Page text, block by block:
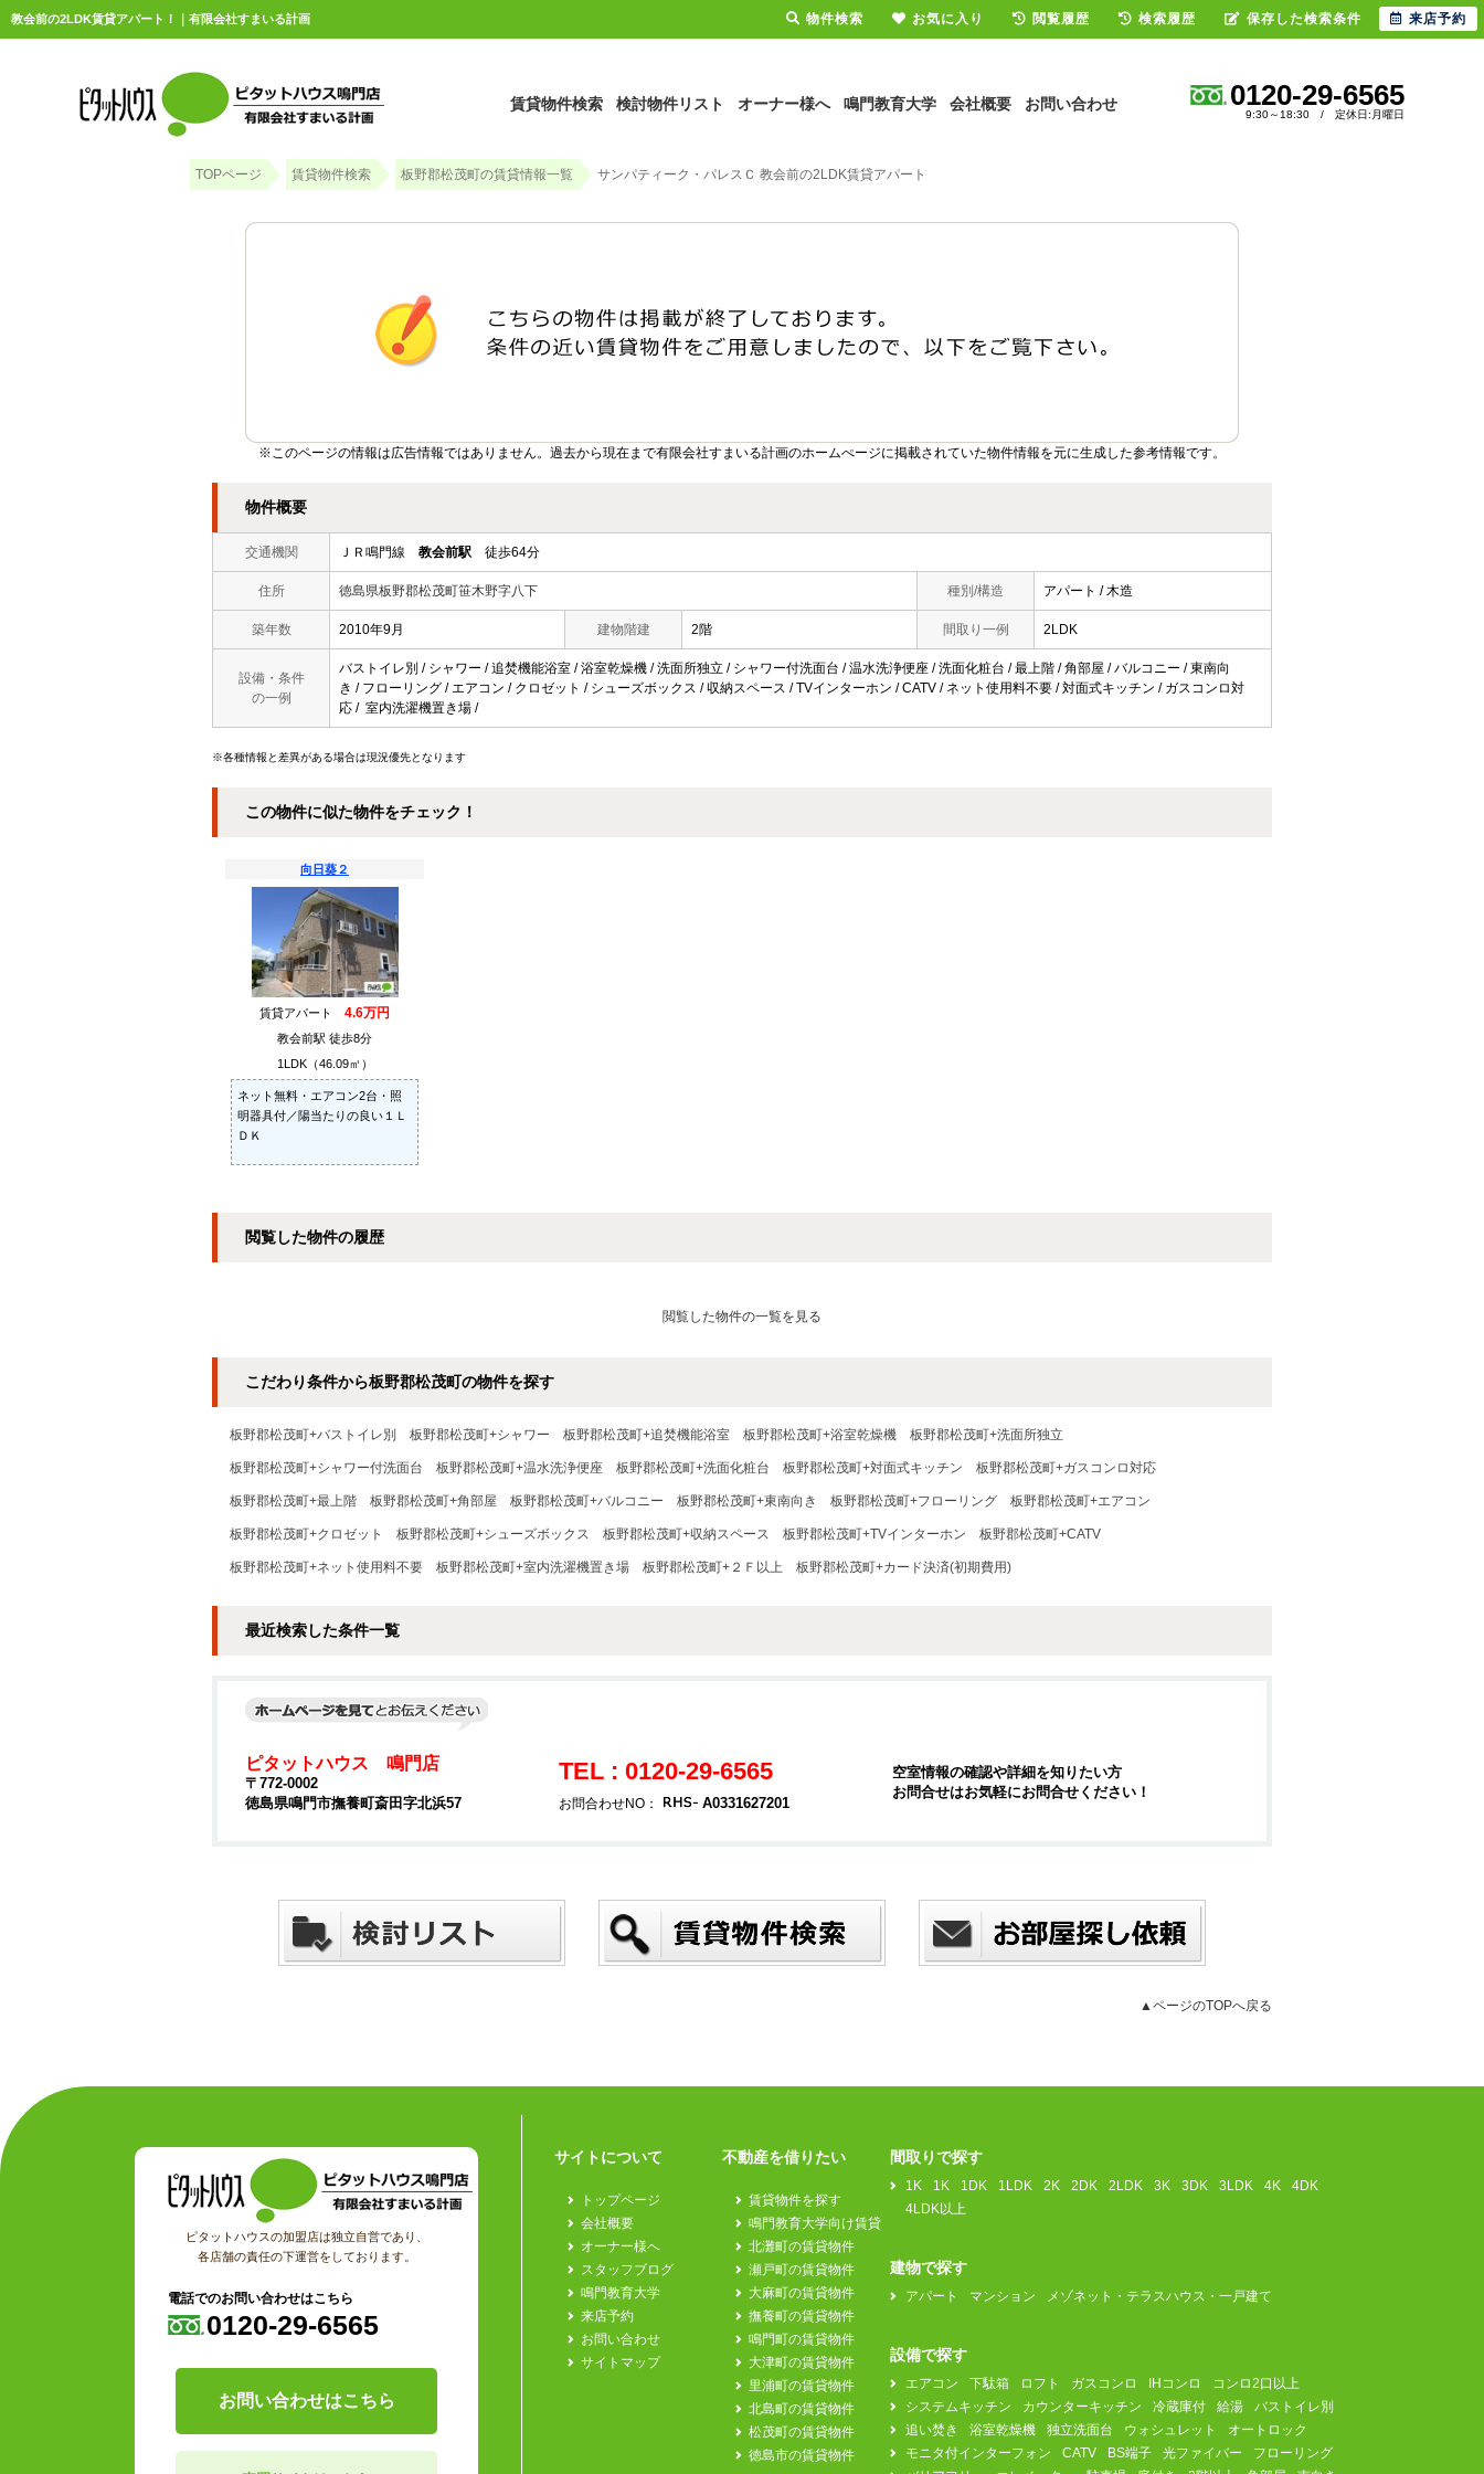
教会前の2LDK賃貸アパート！｜有限会社すまいる計画
賃貸物件検索 検討物件リスト オーナー様へ 鳴門教育大学 会社概要 お問い合わせ 0120-29-6565
9:30～18:30 / 定休日:月曜日
TOPページ 賃貸物件検索 板野郡松茂町の賃貸情報一覧 サンパティーク・パレスＣ 教会前の2LDK賃貸アパート
※このページの情報は広告情報ではありません。過去から現在まで有限会社すまいる計画のホームぺージに掲載されていた物件情報を元に生成した参考情報です。
物件概要
交通機関 ＪＲ鳴門線 教会前駅 徒歩64分
住所 徳島県板野郡松茂町笹木野字八下 種別/構造 アパート / 木造
築年数 2010年9月 建物階建 2階 間取り一例 2LDK
設備・条件
の一例
バストイレ別 / シャワー / 追焚機能浴室 / 浴室乾燥機 / 洗面所独立 / シャワー付洗面台 / 温水洗浄便座 / 洗面化粧台 / 最上階 / 角部屋 / バルコニー / 東南向
き / フローリング / エアコン / クロゼット / シューズボックス / 収納スペース / TVインターホン / CATV / ネット使用料不要 / 対面式キッチン / ガスコンロ対
応 / 室内洗濯機置き場 /
※各種情報と差異がある場合は現況優先となります
この物件に似た物件をチェック！
向日葵２
賃貸アパート 4.6万円
教会前駅 徒歩8分
1LDK（46.09㎡）
ネット無料・エアコン2台・照
明器具付／陽当たりの良い１Ｌ
ＤＫ
閲覧した物件の履歴
閲覧した物件の一覧を見る
こだわり条件から板野郡松茂町の物件を探す
板野郡松茂町+バストイレ別 板野郡松茂町+シャワー 板野郡松茂町+追焚機能浴室 板野郡松茂町+浴室乾燥機 板野郡松茂町+洗面所独立
板野郡松茂町+シャワー付洗面台 板野郡松茂町+温水洗浄便座 板野郡松茂町+洗面化粧台 板野郡松茂町+対面式キッチン 板野郡松茂町+ガスコンロ対応
板野郡松茂町+最上階 板野郡松茂町+角部屋 板野郡松茂町+バルコニー 板野郡松茂町+東南向き 板野郡松茂町+フローリング 板野郡松茂町+エアコン
板野郡松茂町+クロゼット 板野郡松茂町+シューズボックス 板野郡松茂町+収納スペース 板野郡松茂町+TVインターホン 板野郡松茂町+CATV
板野郡松茂町+ネット使用料不要 板野郡松茂町+室内洗濯機置き場 板野郡松茂町+２Ｆ以上 板野郡松茂町+カード決済(初期費用)
最近検索した条件一覧
ピタットハウス 鳴門店
〒772-0002
徳島県鳴門市撫養町斎田字北浜57
TEL : 0120-29-6565
お問合わせNO： A0331627201
空室情報の確認や詳細を知りたい方
お問合せはお気軽にお問合せください！
▲ページのTOPへ戻る
ピタットハウスの加盟店は独立自営であり、
各店舗の責任の下運営をしております。
電話でのお問い合わせはこちら
0120-29-6565
お問い合わせはこちら
サイトについて
トップページ
会社概要
オーナー様へ
スタッフブログ
鳴門教育大学
来店予約
お問い合わせ
サイトマップ
不動産を借りたい
賃貸物件を探す
鳴門教育大学向け賃貸
北灘町の賃貸物件
瀬戸町の賃貸物件
大麻町の賃貸物件
撫養町の賃貸物件
鳴門町の賃貸物件
大津町の賃貸物件
里浦町の賃貸物件
北島町の賃貸物件
松茂町の賃貸物件
徳島市の賃貸物件
間取りで探す
1K 1K 1DK 1LDK 2K 2DK 2LDK 3K 3DK 3LDK 4K
4DK
4LDK以上
建物で探す
アパート マンション メゾネット・テラスハウス・一戸建て
設備で探す
エアコン 下駄箱 ロフト ガスコンロ IHコンロ
コンロ2口以上
システムキッチン
カウンターキッチン 冷蔵庫付 給湯
バストイレ別
追い焚き
浴室乾燥機 独立洗面台 ウォシュレット
オートロック
モニタ付インターフォン
CATV BS端子 光ファイバー
フローリング
物件検索 お気に入り 閲覧履歴 検索履歴 保存した検索条件 来店予約